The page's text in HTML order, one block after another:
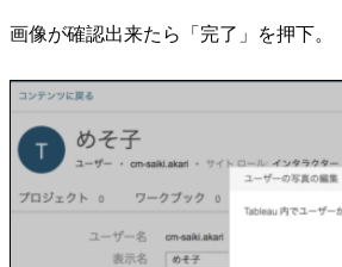
画像が確認出来たら「完了」を押下。